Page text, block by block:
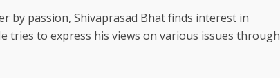
by passion, Shivaprasad Bhat finds interest in
tries to express his views on various issues through